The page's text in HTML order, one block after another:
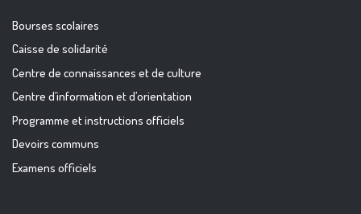
Bourses scolaires
Caisse de solidarité
Centre de connaissances et de culture
Centre d’information et d’orientation
Programme et instructions officiels
Devoirs communs
Examens officiels